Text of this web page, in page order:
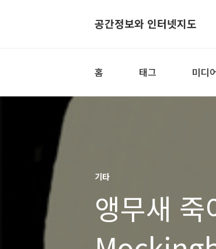
공간정보와 인터넷지도
홈 태그 미디
기타
앵무새